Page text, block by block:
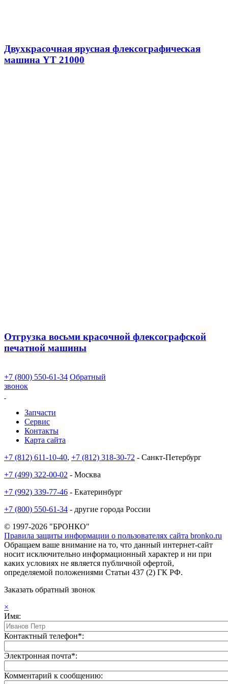
Двухкрасочная ярусная флексографическая
машина YT 21000
Отгрузка восьми красочной флексографской
печатной машины
+7 (800) 550-61-34 Обратный
звонок
Запчасти
Сервис
Контакты
Карта сайта
+7 (812) 611-10-40, +7 (812) 318-30-72 - Санкт-Петербург
+7 (499) 322-00-02 - Москва
+7 (992) 339-77-46 - Екатеринбург
+7 (800) 550-61-34 - другие города России
© 1997-2026 "БРОНКО"
Правила защиты информации о пользователях сайта bronko.ru
Обращаем ваше внимание на то, что данный интернет-сайт
носит исключительно информационный характер и ни при
каких условиях не является публичной офертой,
определяемой положениями Статьи 437 (2) ГК РФ.
Заказать обратный звонок
×
Имя:
Контактный телефон*:
Электронная почта*:
Комментарий к сообщению: